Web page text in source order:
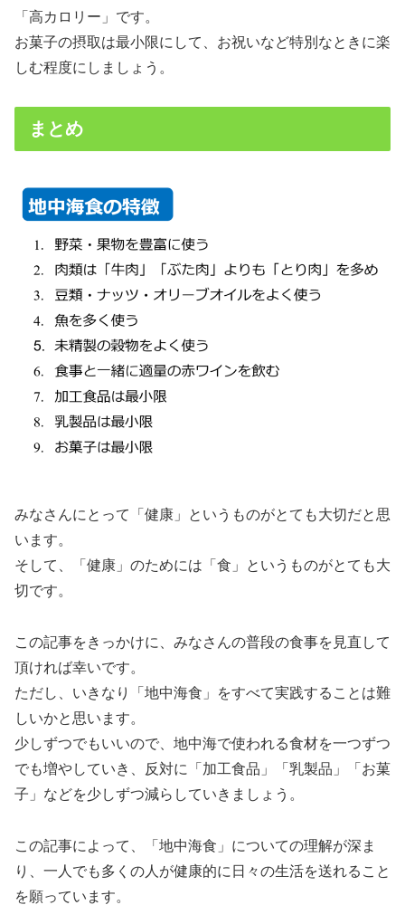
「高カロリー」です。
お菓子の摂取は最小限にして、お祝いなど特別なときに楽
しむ程度にしましょう。
まとめ
みなさんにとって「健康」というものがとても大切だと思
います。
そして、「健康」のためには「食」というものがとても大
切です。
この記事をきっかけに、みなさんの普段の食事を見直して
頂ければ幸いです。
ただし、いきなり「地中海食」をすべて実践することは難
しいかと思います。
少しずつでもいいので、地中海で使われる食材を一つずつ
でも増やしていき、反対に「加工食品」「乳製品」「お菓
子」などを少しずつ減らしていきましょう。
この記事によって、「地中海食」についての理解が深ま
り、一人でも多くの人が健康的に日々の生活を送れること
を願っています。